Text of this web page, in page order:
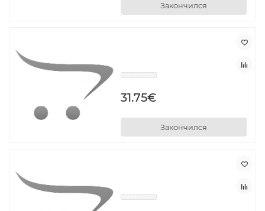
Закончился
31.75€
Закончился